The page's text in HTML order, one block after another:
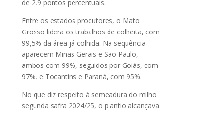
de 2,9 pontos percentuais.
Entre os estados produtores, o Mato
Grosso lidera os trabalhos de colheita, com
99,5% da área já colhida. Na sequência
aparecem Minas Gerais e São Paulo,
ambos com 99%, seguidos por Goiás, com
97%, e Tocantins e Paraná, com 95%.
No que diz respeito à semeadura do milho
segunda safra 2024/25, o plantio alcançava